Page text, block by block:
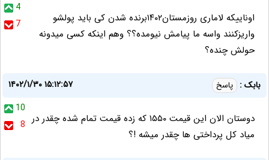
4
7
اوناییکه لاماری روزمستان۱۴۰۲برنده شدن کی باید پولشو
واریزکنند واسه ما پیامش نیومده؟؟ وهم اینکه کسی میدونه
حولش چنده؟
بابک : پاسخ
۱۴۰۲/۱/۳۰ ۱۵:۱۲:۵۷
10
8 دوستان الان این قیمت ۱۵۵۰ که زده قیمت تمام شده چقدر در
میاد کل پرداختی ها چقدر میشه !؟